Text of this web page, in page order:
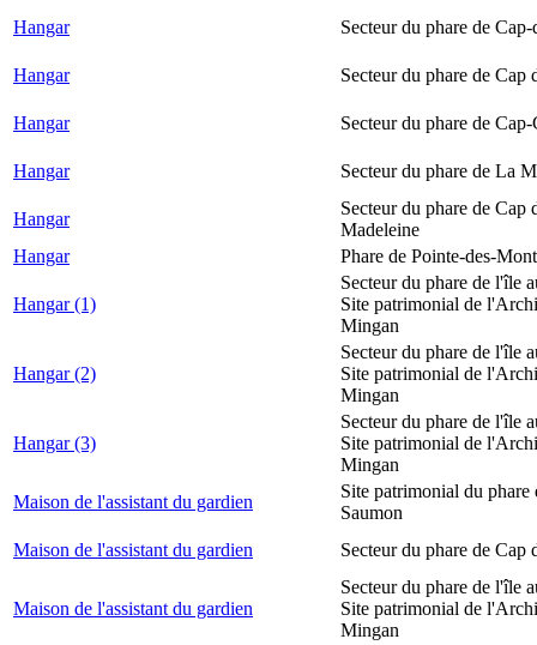
Hangar Secteur du phare de Cap-
Hangar Secteur du phare de Cap
Hangar Secteur du phare de Cap-
Hangar Secteur du phare de La
Hangar
Secteur du phare de Cap
Madeleine
Hangar
Phare de Pointe-des-
Hangar (1)
Secteur du phare de l'île
Site patrimonial de
Mingan
Hangar (2)
Secteur du phare de l'île
Site patrimonial de
Mingan
Hangar (3)
Secteur du phare de l'île
Site patrimonial de
Mingan
Maison de l'assistant du gardien
Site patrimonial du phare
Saumon
Maison de l'assistant du gardien
Secteur du phare de Cap
Maison de l'assistant du gardien
Secteur du phare de l'île
Site patrimonial de
Mingan